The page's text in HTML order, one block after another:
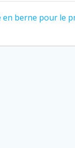
en berne pour le